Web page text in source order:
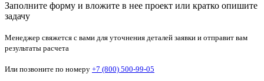
Заполните форму и вложите в нее проект или кратко опишите
задачу
Менеджер свяжется с вами для уточнения деталей заявки и отправит вам
результаты расчета
Или позвоните по номеру +7 (800) 500-99-05